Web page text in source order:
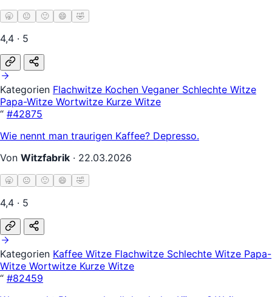
🥱 😐 🙂 😄 🤣
4,4 · 5
Kategorien Flachwitze Kochen Veganer Schlechte Witze
Papa-Witze Wortwitze Kurze Witze
“ #42875
Wie nennt man traurigen Kaffee? Depresso.
Von Witzfabrik · 22.03.2026
🥱 😐 🙂 😄 🤣
4,4 · 5
Kategorien Kaffee Witze Flachwitze Schlechte Witze Papa-
Witze Wortwitze Kurze Witze
“ #82459